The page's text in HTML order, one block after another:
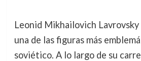
Leonid Mikhailovich
una de las figuras más
soviético. A lo largo de su